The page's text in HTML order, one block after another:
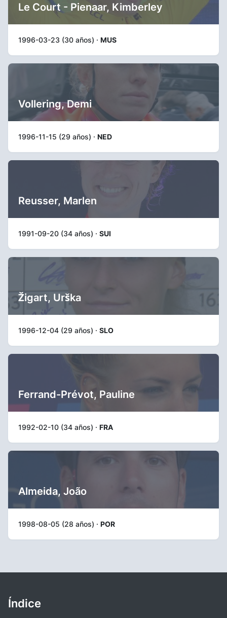
Le Court - Pienaar, Kimberley
1996-03-23 (30 años) · MUS
Vollering, Demi
1996-11-15 (29 años) · NED
Reusser, Marlen
1991-09-20 (34 años) · SUI
Žigart, Urška
1996-12-04 (29 años) · SLO
Ferrand-Prévot, Pauline
1992-02-10 (34 años) · FRA
Almeida, João
1998-08-05 (28 años) · POR
Índice